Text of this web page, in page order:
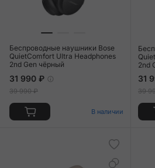
Беспроводные наушники Bose
QuietComfort Ultra Headphones
2nd Gen чёрный
31 990 ₽
39 990 ₽
В наличии
2nd
31
39